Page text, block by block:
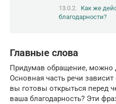
Как же
благодарности?
Главные слова
Придумав обращение, можно
Основная часть речи
вы готовы открыться перед
ваша благодарность? Эти